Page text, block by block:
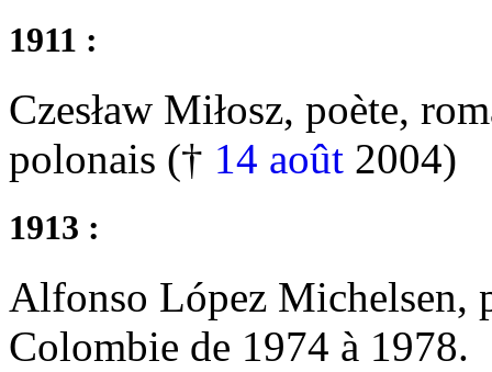
1911 :
Czesław Miłosz, poète,
polonais († 14 août 2004)
1913 :
Alfonso López Michelsen,
Colombie de 1974 à 1978.